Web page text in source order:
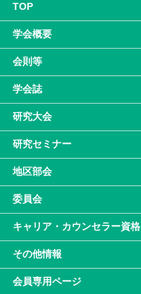
TOP
学会概要
会則等
学会誌
研究大会
研究セミナー
地区部会
委員会
キャリア・カウンセラー資格
その他情報
会員専⽤ページ